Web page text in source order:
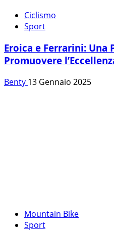
Ciclismo
Sport
Eroica e Ferrarini: Una
Promuovere
Benty 13 Gennaio 2025
Mountain Bike
Sport